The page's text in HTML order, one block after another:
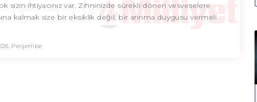
sizin ihtiyacınız var. Zihninizde sürekli dönen vesveselere
kalmak size bir eksiklik değil, bir arınma duygusu vermeli.
Perşembe